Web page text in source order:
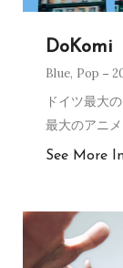
DoKomi
Blue, Pop
ドイツ最大
最大のアニ
See More